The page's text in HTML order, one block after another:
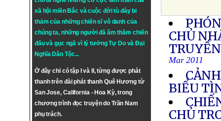
xã hội miền Bắc và cuộc đời tù đày bi
thảm của những chiến sĩ vô danh của
chúng ta, những người đã âm thầm chiến
đấu và gục ngã vì lý tưởngTự DovàĐại
Nghĩa Dân Tộc...
Ở đây chỉ có tập I và II, từng được phát
thanh trên đài phát thanh Quê Hương từ
San Jose, California - Hoa Kỳ, trong
chương trình đọc truyện do Trần Nam
phụ trách.
CHỦ
Mar 2011
BIỂU
CHỦ